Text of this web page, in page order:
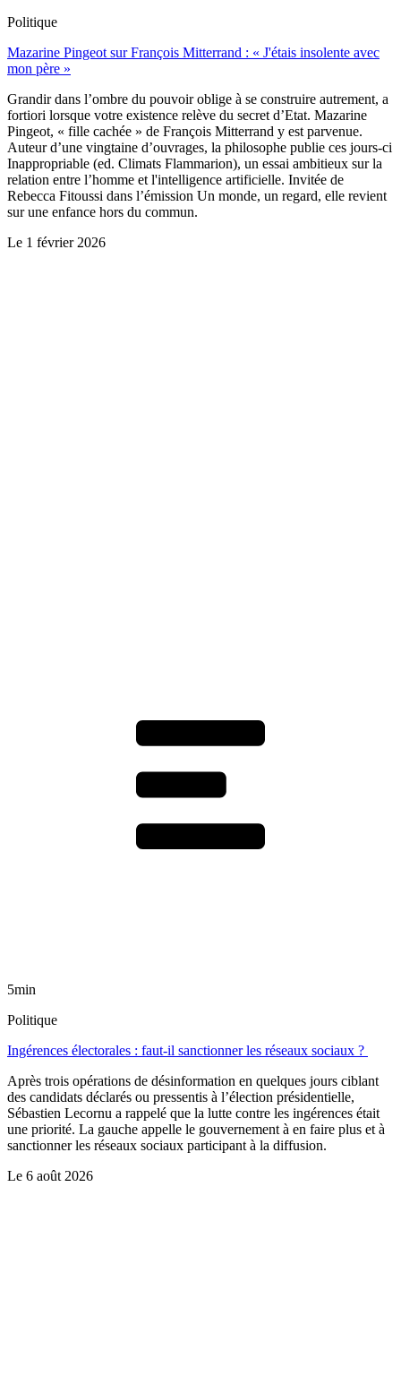
Politique
Mazarine Pingeot sur François Mitterrand : « J'étais insolente avec
mon père »
Grandir dans l’ombre du pouvoir oblige à se construire autrement, a
fortiori lorsque votre existence relève du secret d’Etat. Mazarine
Pingeot, « fille cachée » de François Mitterrand y est parvenue.
Auteur d’une vingtaine d’ouvrages, la philosophe publie ces jours-ci
Inappropriable (ed. Climats Flammarion), un essai ambitieux sur la
relation entre l’homme et l'intelligence artificielle. Invitée de
Rebecca Fitoussi dans l’émission Un monde, un regard, elle revient
sur une enfance hors du commun.
Le 1 février 2026
5min
Politique
Ingérences électorales : faut-il sanctionner les réseaux sociaux ?
Après trois opérations de désinformation en quelques jours ciblant
des candidats déclarés ou pressentis à l’élection présidentielle,
Sébastien Lecornu a rappelé que la lutte contre les ingérences était
une priorité. La gauche appelle le gouvernement à en faire plus et à
sanctionner les réseaux sociaux participant à la diffusion.
Le 6 août 2026